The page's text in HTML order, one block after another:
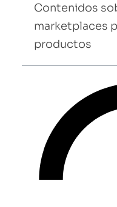
Contenidos
marketplaces
productos